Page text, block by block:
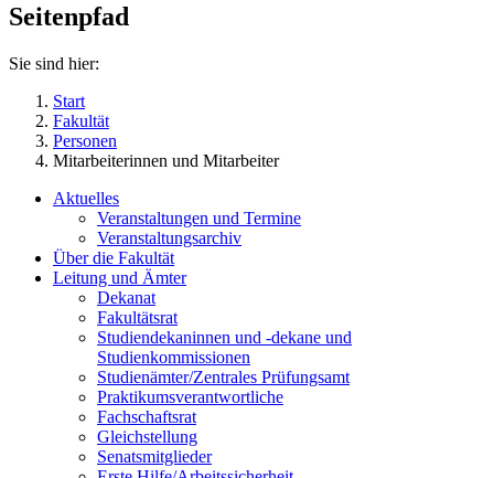
Seitenpfad
Sie sind hier:
Start
Fakultät
Personen
Mitarbeiterinnen und Mitarbeiter
Aktuelles
Veranstaltungen und Termine
Veranstaltungsarchiv
Über die Fakultät
Leitung und Ämter
Dekanat
Fakultätsrat
Studiendekaninnen und -dekane und
Studienkommissionen
Studienämter/Zentrales Prüfungsamt
Praktikumsverantwortliche
Fachschaftsrat
Gleichstellung
Senatsmitglieder